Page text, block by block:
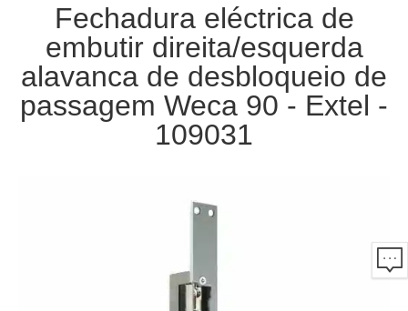
Fechadura eléctrica de
embutir direita/esquerda
alavanca de desbloqueio de
passagem Weca 90 - Extel -
109031